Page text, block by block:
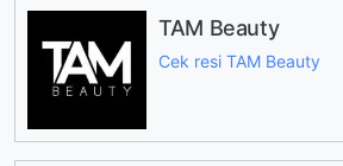
TAM Beauty
Cek resi TAM Beauty